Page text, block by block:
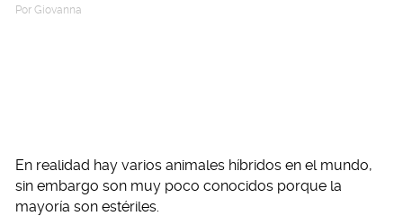
Por Giovanna
En realidad hay varios animales híbridos en el mundo,
sin embargo son muy poco conocidos porque la
mayoría son estériles.